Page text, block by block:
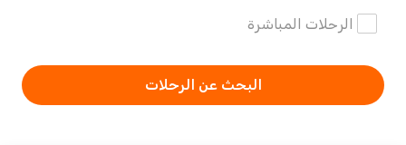
الرحلات المباشرة
البحث عن الرحلات